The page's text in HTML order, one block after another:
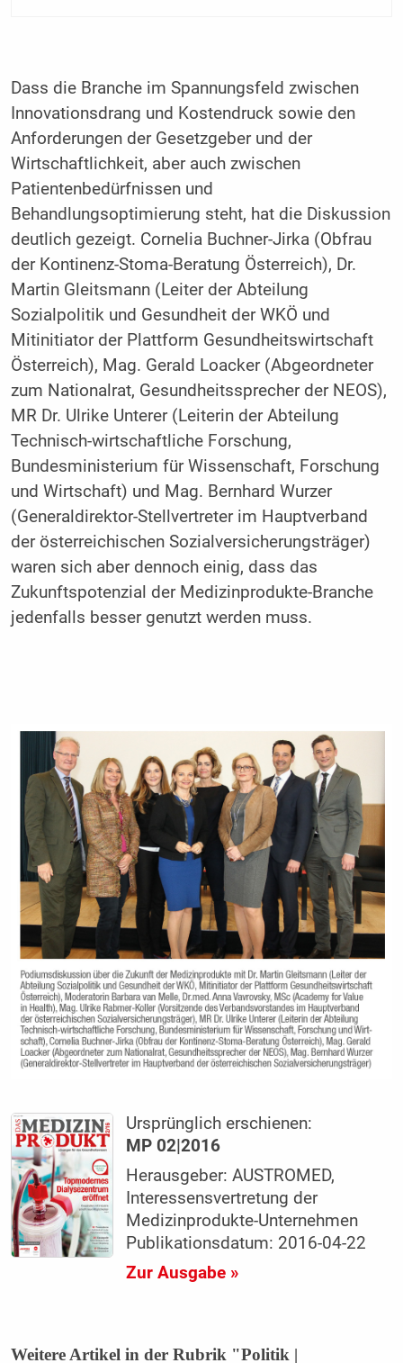
Dass die Branche im Spannungsfeld zwischen
Innovationsdrang und Kostendruck sowie den
Anforderungen der Gesetzgeber und der
Wirtschaftlichkeit, aber auch zwischen
Patientenbedürfnissen und
Behandlungsoptimierung steht, hat die Diskussion
deutlich gezeigt. Cornelia Buchner-Jirka (Obfrau
der Kontinenz-Stoma-Beratung Österreich), Dr.
Martin Gleitsmann (Leiter der Abteilung
Sozialpolitik und Gesundheit der WKÖ und
Mitinitiator der Plattform Gesundheitswirtschaft
Österreich), Mag. Gerald Loacker (Abgeordneter
zum Nationalrat, Gesundheitssprecher der NEOS),
MR Dr. Ulrike Unterer (Leiterin der Abteilung
Technisch-wirtschaftliche Forschung,
Bundesministerium für Wissenschaft, Forschung
und Wirtschaft) und Mag. Bernhard Wurzer
(Generaldirektor-Stellvertreter im Hauptverband
der österreichischen Sozialversicherungsträger)
waren sich aber dennoch einig, dass das
Zukunftspotenzial der Medizinprodukte-Branche
jedenfalls besser genutzt werden muss.
Ursprünglich erschienen:
MP 02|2016
Herausgeber: AUSTROMED,
Interessensvertretung der
Medizinprodukte-Unternehmen
Publikationsdatum: 2016-04-22
Zur Ausgabe »
Weitere Artikel in der Rubrik "Politik |